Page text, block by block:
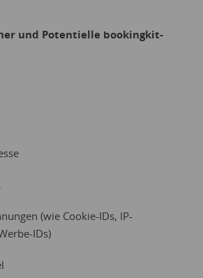
und Potentielle bookingkit-
(wie Cookie-IDs, IP-
IDs)